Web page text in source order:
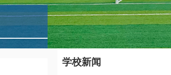
学校新闻